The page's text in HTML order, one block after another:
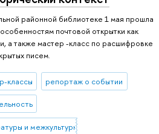
районной библиотеке 1 мая прошла
почтовой открытки как
а также мастер -класс по расшифровке
писем.
классы репортаж о событии
и межкультурной коммуникации